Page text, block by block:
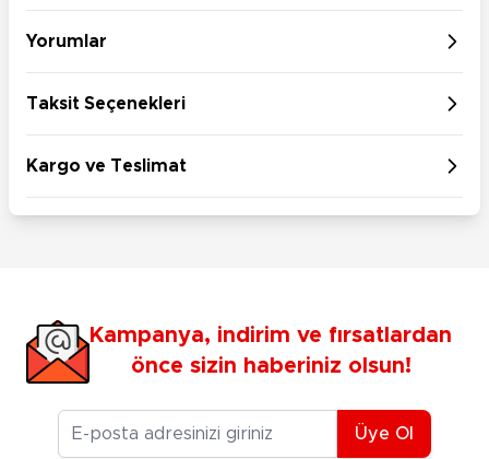
Yorumlar
Taksit Seçenekleri
Kargo ve Teslimat
Kampanya, indirim ve fırsatlardan
önce sizin haberiniz olsun!
E-posta Adresiniz
Üye Ol